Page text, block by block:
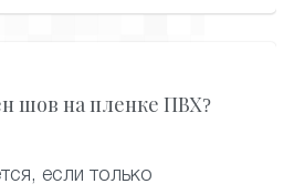
шов на пленке ПВХ?
если только